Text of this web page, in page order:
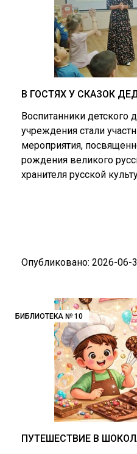
В ГОСТЯХ У СКАЗОК
Воспитанники детского
учреждения стали
мероприятия,
рождения великого
хранителя русской
Опубликовано: 2026-06-
БИБЛИОТЕКА № 10
ПУТЕШЕСТВИЕ В